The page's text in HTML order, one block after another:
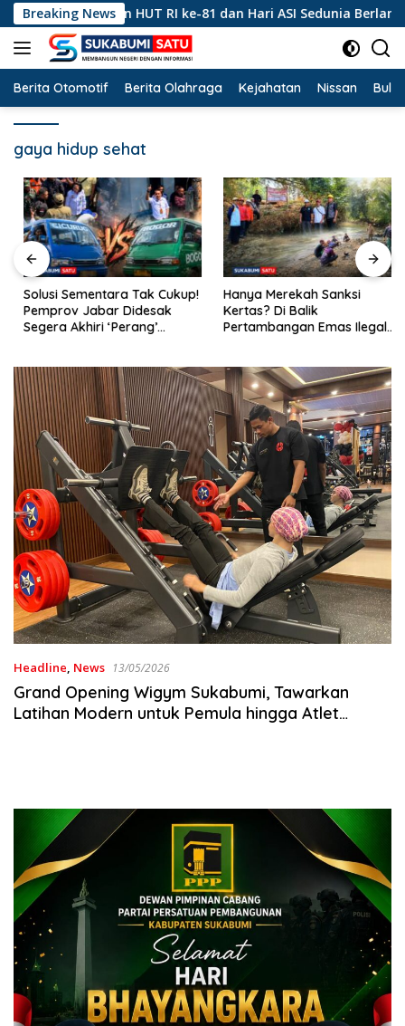
Langsung
ke
konten
Breaking NewsHUT RI ke-81 dan Hari ASI Sedunia Berlangsung
Berita Otomotif Berita Olahraga Kejahatan Nissan
gaya hidup sehat
Solusi Sementara Tak Cukup!
Pemprov Jabar Didesak
Segera Akhiri ‘Perang’
Hanya Merekah Sanksi
Kertas? Di Balik
Pertambangan Emas Ilegal
Headline, News 13/05/2026
Grand Opening Wigym Sukabumi, Tawarkan
Latihan Modern untuk Pemula hingga Atlet